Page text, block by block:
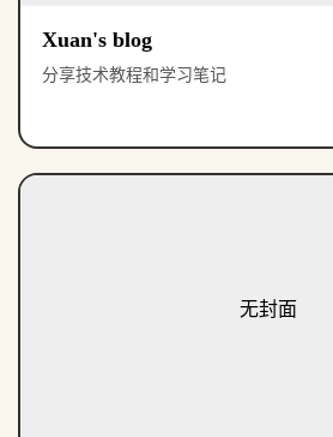
Xuan's blog
分享技术教程和学习笔记
无封面